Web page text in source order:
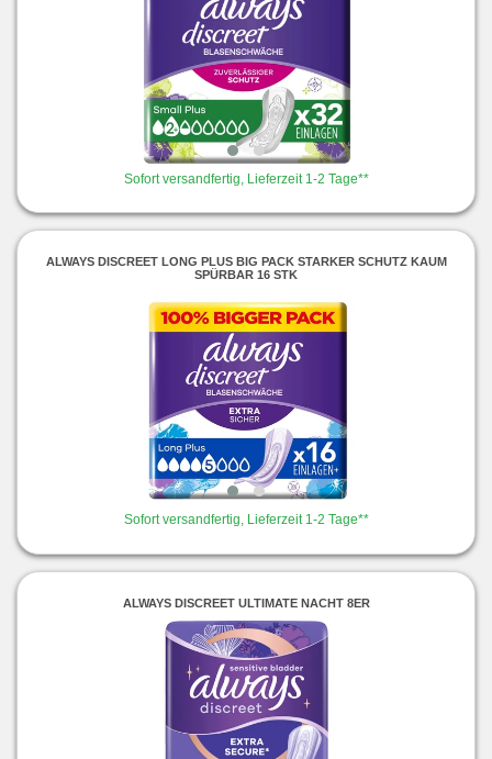
Sofort versandfertig, Lieferzeit 1-2 Tage**
ALWAYS DISCREET LONG PLUS BIG PACK STARKER SCHUTZ KAUM
SPÜRBAR 16 STK
Sofort versandfertig, Lieferzeit 1-2 Tage**
ALWAYS DISCREET ULTIMATE NACHT 8ER